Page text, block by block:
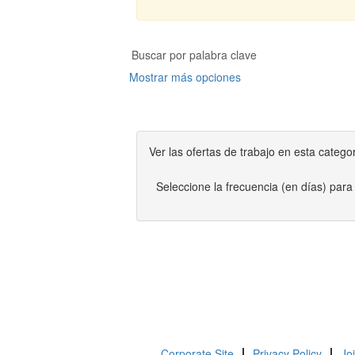
Mostrar más opciones
Ver las ofertas de trabajo en esta
Seleccione la frecuencia (en días)